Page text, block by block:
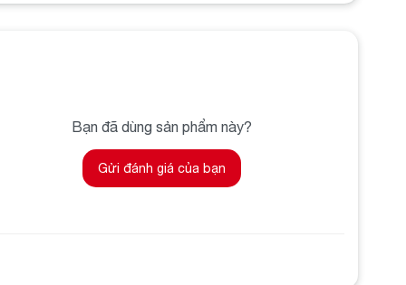
Bạn đã dùng sản phẩm này?
Gửi đánh giá của bạn